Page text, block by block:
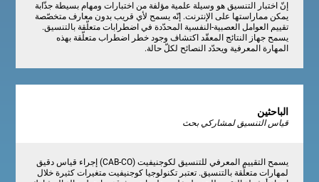
إنّ اختبار التنسيق هو وسيلة علمية مؤلفة من اختبارات ومهام بسيطة جذّابة
يمكن مماراستها على الإنترنت. إنّه يسمح لأي قريب بدون معارف متخصّصة
تقييم العوامل العصبية-النفسية المحدّدة في اضطرابات متعلّقة بالتنسيق.
يسمح جهاز النتائج المعقّد اكتشاف وجود خطر اضطراب متعلّقة بهذه
المهارة المعرفية ويحدّد النصائح لكلّ حالة.
الباحثين
قياس التنسيق لمشاركي بحث
يسمح التقييم المعرفي للتنسيق لكوجنيفيت (CAB-CO) إجراء قياس دقيق
لمهارات متعلّقة بالتنسيق. تعتبر تكنولوجيا كوجنيفيت متغيرات كثيرة خلال